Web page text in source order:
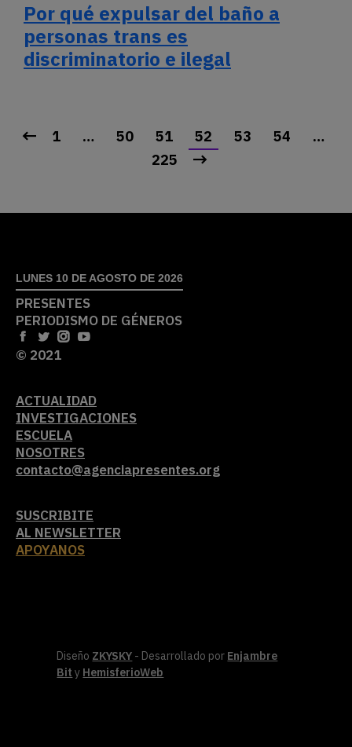
Por qué expulsar del baño a
personas trans es
discriminatorio e ilegal
1 … 50 51 52 53 54
…
225
LUNES 10 DE AGOSTO DE 2026
PRESENTES
PERIODISMO DE GÉNEROS
© 2021
ACTUALIDAD
INVESTIGACIONES
ESCUELA
NOSOTRES
contacto@agenciapresentes.org
SUSCRIBITE
AL NEWSLETTER
APOYANOS
Diseño ZKYSKY - Desarrollado por Enjambre
Bit y HemisferioWeb